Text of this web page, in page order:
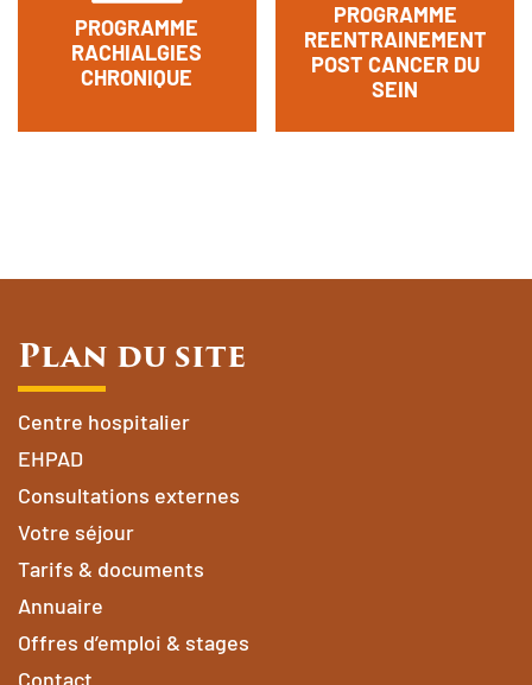
PROGRAMME
RACHIALGIES
CHRONIQUE
PROGRAMME
REENTRAINEMENT
POST CANCER DU
SEIN
Plan du site
Centre hospitalier
EHPAD
Consultations externes
Votre séjour
Tarifs & documents
Annuaire
Offres d’emploi & stages
Contact